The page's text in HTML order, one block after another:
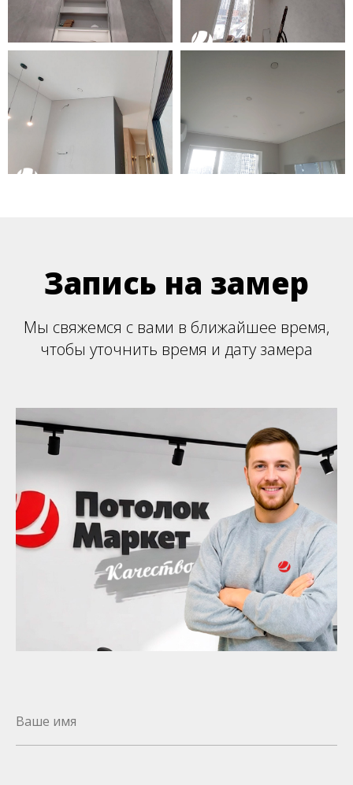
Запись на замер
Мы свяжемся с вами в ближайшее время,
чтобы уточнить время и дату замера